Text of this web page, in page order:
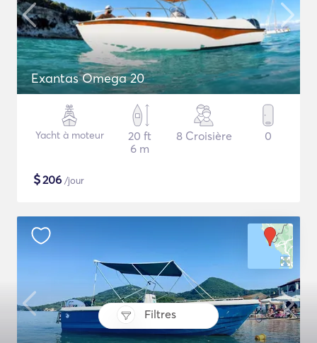
Filtres
Exantas Omega 20
Yacht à moteur
20 ft
6 m
8 Croisière 0
$206 /jour